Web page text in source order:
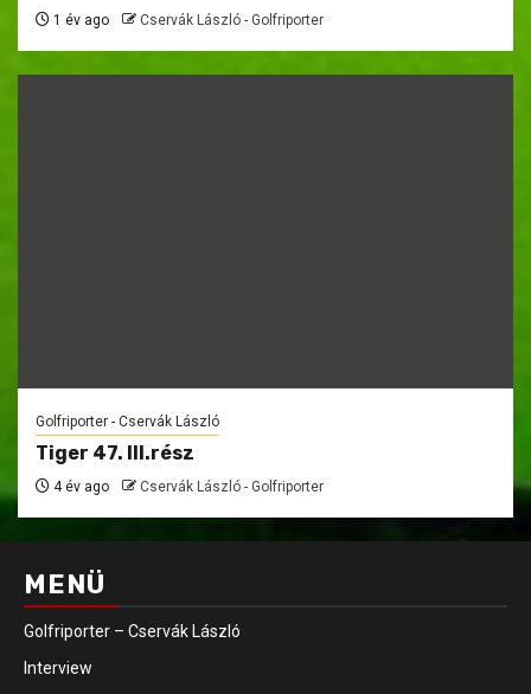
1 év ago Cservák László - Golfriporter
Golfriporter - Cservák László
Tiger 47. III.rész
4 év ago Cservák László - Golfriporter
MENÜ
Golfriporter – Cservák László
Interview